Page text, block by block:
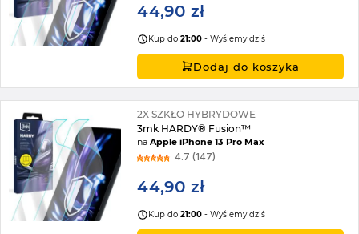
44,90 zł
Kup do21:00 - Wyślemy dziś
Dodaj do koszyka
2X SZKŁO HYBRYDOWE
3mk HARDY® Fusion™
naApple iPhone 13 Pro Max
4.7 (147)
44,90 zł
Kup do21:00 - Wyślemy dziś